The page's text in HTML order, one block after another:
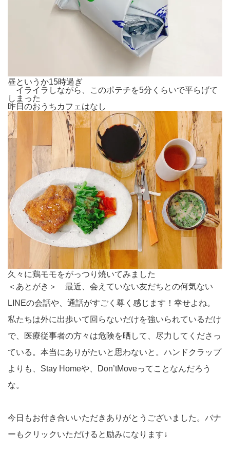
昼というか15時過ぎ
イライラしながら、このポテチを5分くらいで平らげて
しまった
昨日のおうちカフェはなし
久々に鶏モモをがっつり焼いてみました
＜あとがき＞ 最近、会えていない友だちとの何気ない
LINEの会話や、通話がすごく尊く感じます！幸せよね。
私たちは外に出歩いて回らないだけを強いられているだけ
で、医療従事者の方々は危険を晒して、尽力してくださっ
ている。本当にありがたいと思わないと。ハンドクラップ
よりも、Stay Homeや、Don’tMoveってことなんだろう
な。
今日もお付き合いいただきありがとうございました。バナ
ーもクリックいただけると励みになります↓